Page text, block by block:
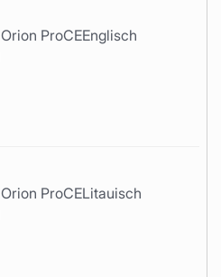
Orion ProCEEnglisch
Orion ProCELitauisch